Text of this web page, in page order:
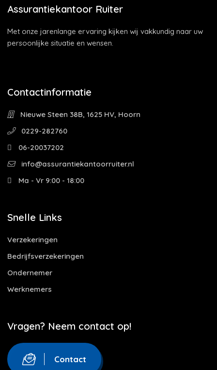
Assurantiekantoor Ruiter
Met onze jarenlange ervaring kijken wij vakkundig naar uw
persoonlijke situatie en wensen.
Contactinformatie
Nieuwe Steen 38B, 1625 HV, Hoorn
0229-282760
06-20037202
info@assurantiekantoorruiter.nl
Ma - Vr 9:00 - 18:00
Snelle Links
Verzekeringen
Bedrijfsverzekeringen
Ondernemer
Werknemers
Vragen? Neem contact op!
Contact